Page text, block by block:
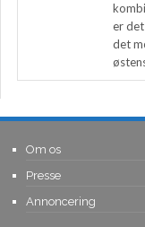
er
det
Om os
Presse
Annoncering